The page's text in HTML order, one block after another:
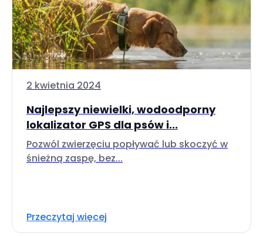
2 kwietnia 2024
Najlepszy niewielki, wodoodporny
lokalizator GPS dla psów i...
Pozwól zwierzęciu popływać lub skoczyć w
śnieżną zaspę, bez...
Przeczytaj więcej